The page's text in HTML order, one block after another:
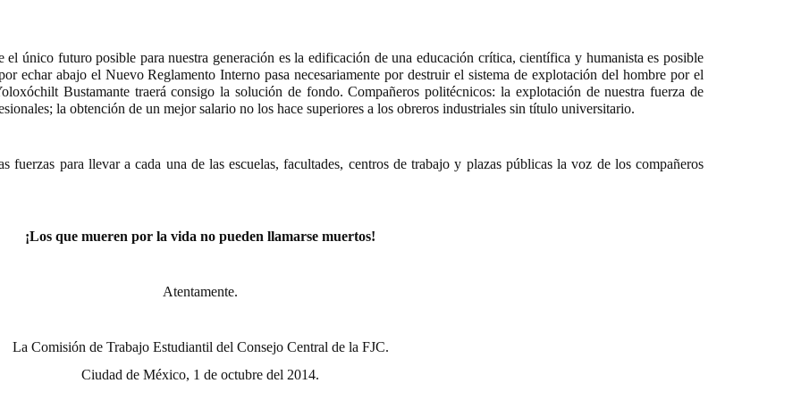
el único futuro posible para nuestra generación es la edificación de una educación crítica, científica y humanista es posible
echar abajo el Nuevo Reglamento Interno pasa necesariamente por destruir el sistema de explotación del hombre por el
Bustamante traerá consigo la solución de fondo. Compañeros politécnicos: la explotación de nuestra fuerza de
la obtención de un mejor salario no los hace superiores a los obreros industriales sin título universitario.
fuerzas para llevar a cada una de las escuelas, facultades, centros de trabajo y plazas públicas la voz de los compañeros
¡Los que mueren por la vida no pueden llamarse muertos!
Atentamente.
La Comisión de Trabajo Estudiantil del Consejo Central de la FJC.
Ciudad de México, 1 de octubre del 2014.